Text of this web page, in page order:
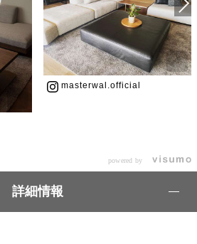
masterwal.official
powered by
詳細情報